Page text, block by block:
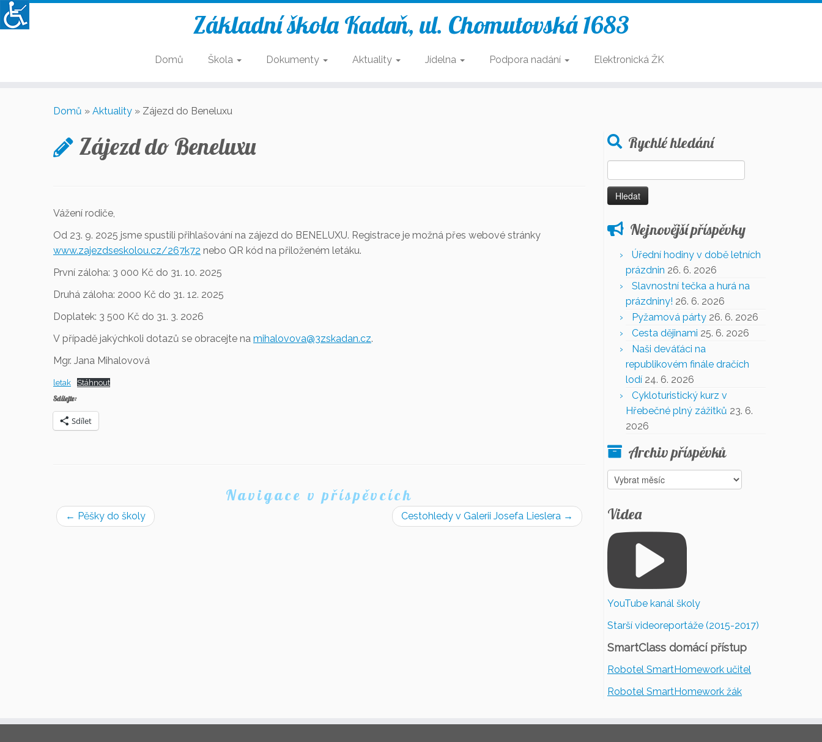
Základní škola Kadaň, ul. Chomutovská 1683
Domů Škola Dokumenty Aktuality Jídelna Podpora nadání Elektronická ŽK
Domů » Aktuality » Zájezd do Beneluxu
Zájezd do Beneluxu
Vážení rodiče,
Od 23. 9. 2025 jsme spustili přihlašování na zájezd do BENELUXU. Registrace je možná přes webové stránky
www.zajezdseskolou.cz/267k72 nebo QR kód na přiloženém letáku.
První záloha: 3 000 Kč do 31. 10. 2025
Druhá záloha: 2000 Kč do 31. 12. 2025
Doplatek: 3 500 Kč do 31. 3. 2026
V případě jakýchkoli dotazů se obracejte na mihalovova@3zskadan.cz.
Mgr. Jana Mihalovová
letak
Stáhnout
Sdílejte:
Sdílet
Navigace v příspěvcích
← Pěšky do školy Cestohledy v Galerii Josefa Lieslera →
Rychlé hledání
Nejnovější příspěvky
Úřední hodiny v době letních
prázdnin 26. 6. 2026
Slavnostní tečka a hurá na
prázdniny! 26. 6. 2026
Pyžamová párty 26. 6. 2026
Cesta dějinami 25. 6. 2026
Naši deváťáci na
republikovém finále dračích
lodí 24. 6. 2026
Cykloturistický kurz v
Hřebečné plný zážitků 23. 6.
2026
Archiv příspěvků
Archiv
příspěvků
Videa
YouTube kanál školy
Starší videoreportáže (2015-2017)
SmartClass domácí přístup
Robotel SmartHomework učitel
Robotel SmartHomework žák